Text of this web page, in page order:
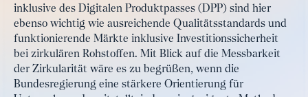
inklusive des Digitalen Produktpasses (DPP) sind hier
ebenso wichtig wie ausreichende Qualitätsstandards und
funktionierende Märkte inklusive Investitionssicherheit
bei zirkulären Rohstoffen. Mit Blick auf die Messbarkeit
der Zirkularität wäre es zu begrüßen, wenn die
Bundesregierung eine stärkere Orientierung für